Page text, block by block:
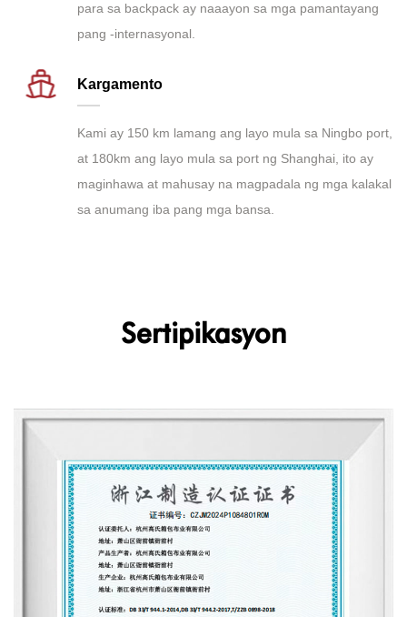
para sa backpack ay naaayon sa mga pamantayang
pang -internasyonal.
Kargamento
Kami ay 150 km lamang ang layo mula sa Ningbo port,
at 180km ang layo mula sa port ng Shanghai, ito ay
maginhawa at mahusay na magpadala ng mga kalakal
sa anumang iba pang mga bansa.
Sertipikasyon